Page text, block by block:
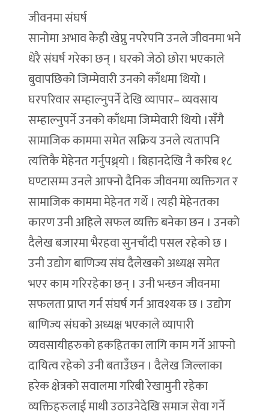
जीवनमा संघर्ष
सानोमा अभाव केही खेप्नु नपरेपनि उनले जीवनमा भने
धेरै संघर्ष गरेका छन् । घरको जेठो छोरा भएकाले
बुवापछिको जिम्मेवारी उनको काँधमा थियो ।
घरपरिवार सम्हाल्नुपर्ने देखि व्यापार– व्यवसाय
सम्हाल्नुपर्ने उनको काँधमा जिम्मेवारी थियो ।सँगै
सामाजिक काममा समेत सक्रिय उनले त्यतापनि
त्यत्तिकै मेहेनत गर्नुपथ्र्यो । बिहानदेखि नै करिब १८
घण्टासम्म उनले आफ्नो दैनिक जीवनमा व्यक्तिगत र
सामाजिक काममा मेहेनत गर्थे । त्यही मेहेनतका
कारण उनी अहिले सफल व्यक्ति बनेका छन । उनको
दैलेख बजारमा भैरहवा सुनचाँदी पसल रहेको छ ।
उनी उद्योग बाणिज्य संघ दैलेखको अध्यक्ष समेत
भएर काम गरिरहेका छन् । उनी भन्छन जीवनमा
सफलता प्राप्त गर्न संघर्ष गर्न आवश्यक छ । उद्योग
बाणिज्य संघको अध्यक्ष भएकाले व्यापारी
व्यवसायीहरुको हकहितका लागि काम गर्ने आफ्नो
दायित्व रहेको उनी बताउँछन । दैलेख जिल्लाका
हरेक क्षेत्रको सवालमा गरिबी रेखामुनी रहेका
व्यक्तिहरुलाई माथी उठाउनेदेखि समाज सेवा गर्ने